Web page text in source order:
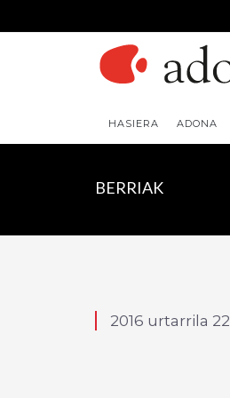
HASIERA ADONA
BERRIAK
2016 urtarrila 22